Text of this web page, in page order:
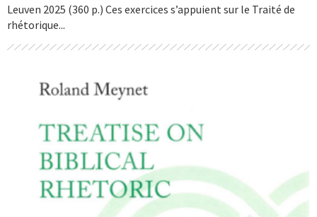
Leuven 2025 (360 p.) Ces exercices s’appuient sur le Traité de
rhétorique...